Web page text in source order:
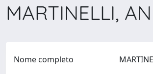
MARTINELLI,
Nome completo